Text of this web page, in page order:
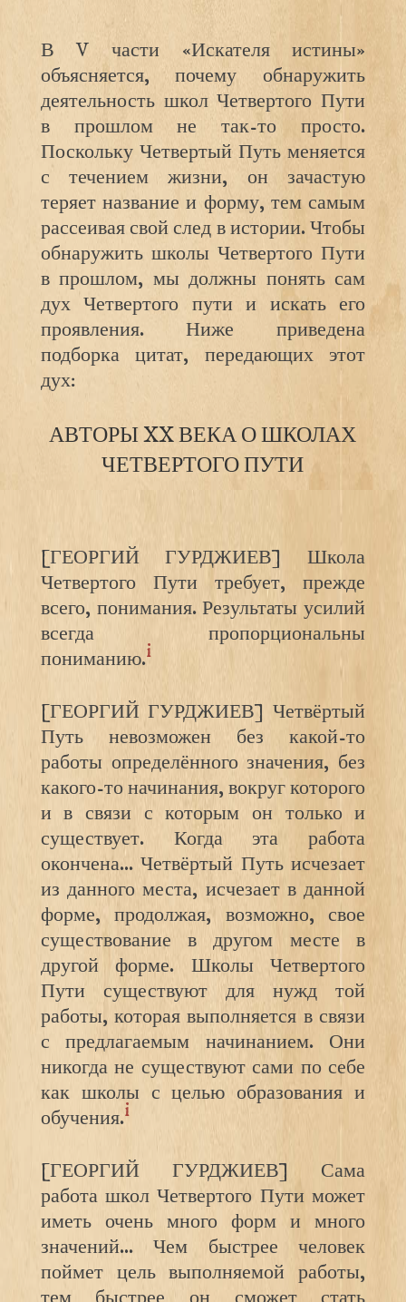
В V части «Искателя истины»
объясняется, почему обнаружить
деятельность школ Четвертого Пути
в прошлом не так-то просто.
Поскольку Четвертый Путь меняется
с течением жизни, он зачастую
теряет название и форму, тем самым
рассеивая свой след в истории. Чтобы
обнаружить школы Четвертого Пути
в прошлом, мы должны понять сам
дух Четвертого пути и искать его
проявления. Ниже приведена
подборка цитат, передающих этот
дух:
АВТОРЫ XX ВЕКА О ШКОЛАХ
ЧЕТВЕРТОГО ПУТИ
[ГЕОРГИЙ ГУРДЖИЕВ] Школа
Четвертого Пути требует, прежде
всего, понимания. Результаты усилий
всегда пропорциональны
пониманию.i
[ГЕОРГИЙ ГУРДЖИЕВ] Четвёртый
Путь невозможен без какой-то
работы определённого значения, без
какого-то начинания, вокруг которого
и в связи с которым он только и
существует. Когда эта работа
окончена… Четвёртый Путь исчезает
из данного места, исчезает в данной
форме, продолжая, возможно, свое
существование в другом месте в
другой форме. Школы Четвертого
Пути существуют для нужд той
работы, которая выполняется в связи
с предлагаемым начинанием. Они
никогда не существуют сами по себе
как школы с целью образования и
обучения.i
[ГЕОРГИЙ ГУРДЖИЕВ] Сама
работа школ Четвертого Пути может
иметь очень много форм и много
значений… Чем быстрее человек
поймет цель выполняемой работы,